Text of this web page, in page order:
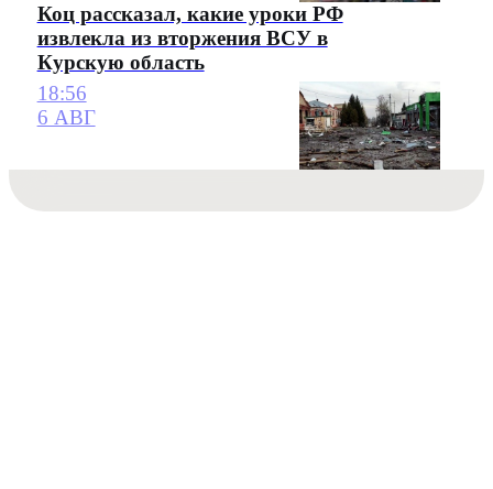
Коц рассказал, какие уроки РФ
извлекла из вторжения ВСУ в
Курскую область
18:56
6 АВГ